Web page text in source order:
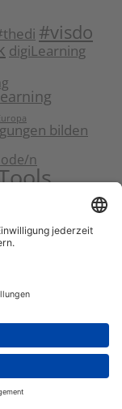
#visdo
digiLearning
bilden
n
lernen